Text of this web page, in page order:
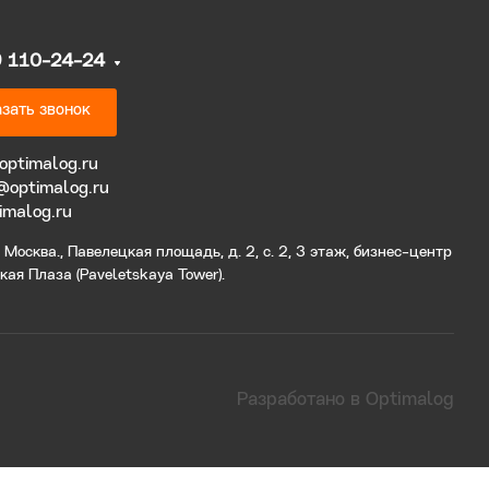
110-24-24
звонок
Павелецкая площадь, д. 2, с. 2, 3 этаж, бизнес-центр
Плаза (Paveletskaya Tower).
Разработано в Optimalog